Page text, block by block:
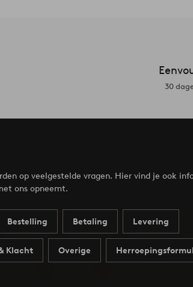
30
op veelgestelde vragen. Hier vind je ook
ons opneemt.
Bestelling Betaling Levering
Klacht Overige